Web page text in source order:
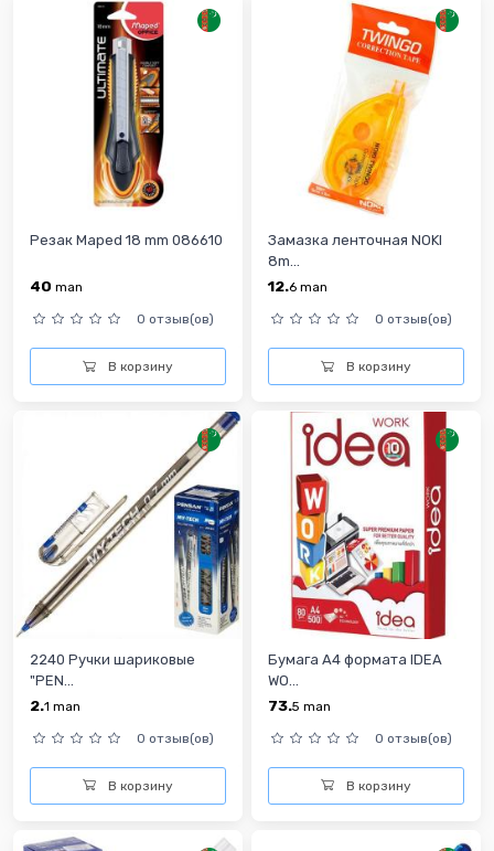
Резак Maped 18 mm 086610
40 man
0 отзыв(ов)
В корзину
Замазка ленточная NOKI
8m...
12.6 man
0 отзыв(ов)
В корзину
2240 Ручки шариковые
"PEN...
2.1 man
0 отзыв(ов)
В корзину
Бумага А4 формата IDEA
WO...
73.5 man
0 отзыв(ов)
В корзину